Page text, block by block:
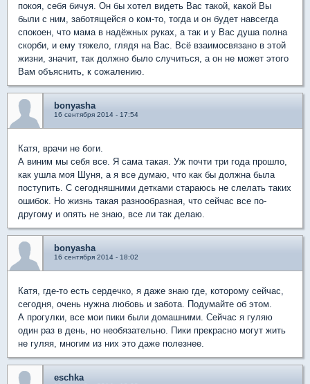
покоя, себя бичуя. Он бы хотел видеть Вас такой, какой Вы
были с ним, заботящейся о ком-то, тогда и он будет навсегда
спокоен, что мама в надёжных руках, а так и у Вас душа полна
скорби, и ему тяжело, глядя на Вас. Всё взаимосвязано в этой
жизни, значит, так должно было случиться, а он не может этого
Вам объяснить, к сожалению.
bonyasha
16 сентября 2014 - 17:54
Катя, врачи не боги.
А виним мы себя все. Я сама такая. Уж почти три года прошло,
как ушла моя Шуня, а я все думаю, что как бы должна была
поступить. С сегодняшними детками стараюсь не слелать таких
ошибок. Но жизнь такая разнообразная, что сейчас все по-
другому и опять не знаю, все ли так делаю.
bonyasha
16 сентября 2014 - 18:02
Катя, где-то есть сердечко, я даже знаю где, которому сейчас,
сегодня, очень нужна любовь и забота. Подумайте об этом.
А прогулки, все мои пики были домашними. Сейчас я гуляю
один раз в день, но необязательно. Пики прекрасно могут жить
не гуляя, многим из них это даже полезнее.
eschka